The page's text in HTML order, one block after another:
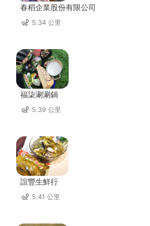
春稻企業股份有限公司
5.34 公里
福柒涮涮鍋
5.39 公里
誼豐生鮮行
5.41 公里